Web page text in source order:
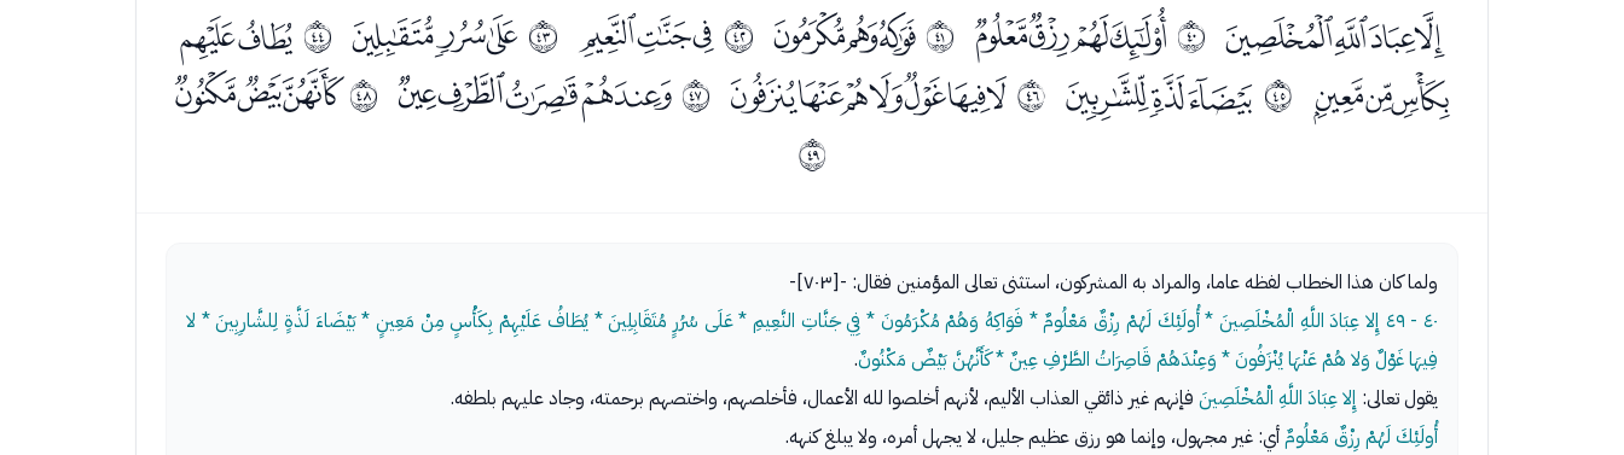
ﯗﯘﯙﯚ ﰧﯜﯝﯞﯟ ﰨﯡﯢﯣ ﰩﯥﯦﯧ ﰪﯩﯪﯫ ﰫﯭﯮ
ﯯﯰﯱ ﰬ ﯳﯴﯵ ﰭﯷﯸﯹﯺﯻﯼﯽ ﰮﯿﰀﰁﰂ ﰯﰄﰅﰆ
ﰰ
ولما كان هذا الخطاب لفظه عاما، والمراد به المشركون، استثنى تعالى المؤمنين فقال: -[٧٠٣]-
٤٠ - ٤٩
إِلا عِبَادَ اللَّهِ الْمُخْلَصِينَ * أُولَئِكَ لَهُمْ رِزْقٌ مَعْلُومٌ * فَوَاكِهُ وَهُمْ مُكْرَمُونَ * فِي جَنَّاتِ النَّعِيمِ * عَلَى سُرُرٍ مُتَقَابِلِينَ * يُطَافُ عَلَيْهِمْ بِكَأْسٍ مِنْ مَعِينٍ * بَيْضَاءَ لَذَّةٍ لِلشَّارِبِينَ * لا
فِيهَا غَوْلٌ وَلا هُمْ عَنْهَا يُنْزَفُونَ * وَعِنْدَهُمْ قَاصِرَاتُ الطَّرْفِ عِينٌ * كَأَنَّهُنَّ بَيْضٌ مَكْنُونٌ.
يقول تعالى: إِلا عِبَادَ اللَّهِ الْمُخْلَصِينَ فإنهم غير ذائقي العذاب الأليم، لأنهم أخلصوا لله الأعمال، فأخلصهم، واختصهم برحمته، وجاد عليهم بلطفه.
أُولَئِكَ لَهُمْ رِزْقٌ مَعْلُومٌأي: غير مجهول، وإنما هو رزق عظيم جليل، لا يجهل أمره، ولا يبلغ كنهه.